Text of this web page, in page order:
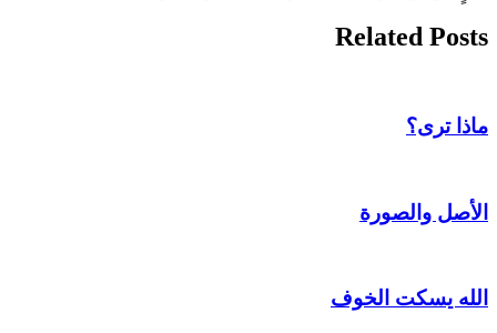
Related Posts
ماذا ترى؟
الأصل والصورة
الله يسكت الخوف